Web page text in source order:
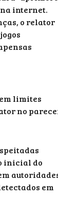
internet.
o relator
limites
no
inicial do
em